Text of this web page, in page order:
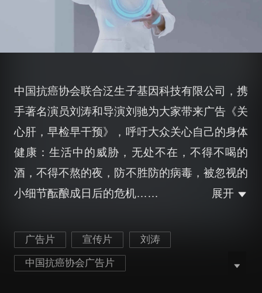
中国抗癌协会联合泛生子基因科技有限公司，携
手著名演员刘涛和导演刘驰为大家带来广告《关
心肝，早检早干预》，呼吁大众关心自己的身体
健康：生活中的威胁，无处不在，不得不喝的
酒，不得不熬的夜，防不胜防的病毒，被忽视的
小细节酝酿成日后的危机……
展开
广告片 宣传片 刘涛
中国抗癌协会广告片